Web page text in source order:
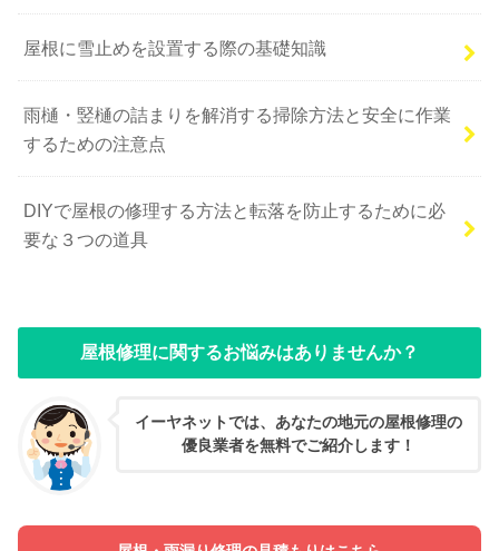
屋根に雪止めを設置する際の基礎知識
雨樋・竪樋の詰まりを解消する掃除方法と安全に作業
するための注意点
DIYで屋根の修理する方法と転落を防止するために必
要な３つの道具
屋根修理に関するお悩みはありませんか？
イーヤネットでは、あなたの地元の屋根修理の
優良業者を無料でご紹介します！